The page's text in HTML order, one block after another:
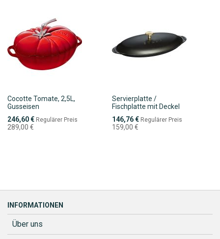
Cocotte Tomate, 2,5L,
Gusseisen
Sonderpreis
246,60 € Regulärer Preis
289,00 €
Servierplatte /
Fischplatte mit Deckel
Sonderpreis
146,76 € Regulärer Preis
159,00 €
INFORMATIONEN
Über uns